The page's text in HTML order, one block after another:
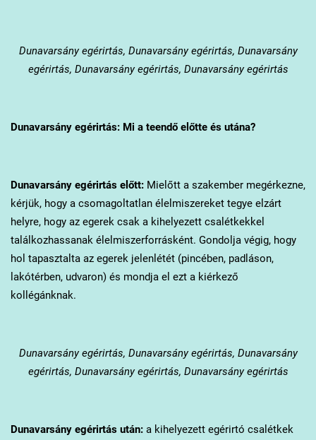
Dunavarsányegérirtás, Dunavarsány egérirtás, Dunavarsány
egérirtás, Dunavarsány egérirtás, Dunavarsány egérirtás
Dunavarsányegérirtás: Mi a teendő előtte és utána?
Dunavarsányegérirtás előtt:Mielőtt a szakember megérkezne,
kérjük, hogy a csomagoltatlan élelmiszereket tegye elzárt
helyre, hogy az egerek csak a kihelyezett csalétkekkel
találkozhassanak élelmiszerforrásként. Gondolja végig, hogy
hol tapasztalta az egerek jelenlétét (pincében, padláson,
lakótérben, udvaron) és mondja el ezt a kiérkező
kollégánknak.
Dunavarsányegérirtás, Dunavarsány egérirtás, Dunavarsány
egérirtás, Dunavarsány egérirtás, Dunavarsány egérirtás
Dunavarsányegérirtás után:a kihelyezett egérirtó csalétkek